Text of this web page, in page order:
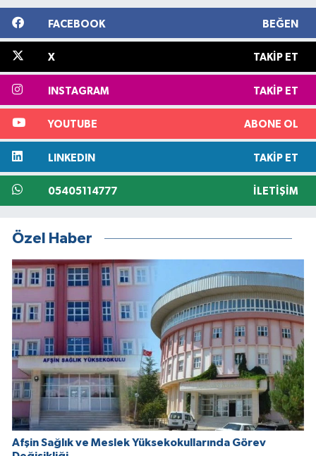
FACEBOOK BEĞEN
X TAKIP ET
INSTAGRAM TAKIP ET
YOUTUBE ABONE OL
LINKEDIN TAKIP ET
05405114777 İLETIŞIM
Özel Haber
Afşin Sağlık ve Meslek Yüksekokullarında Görev